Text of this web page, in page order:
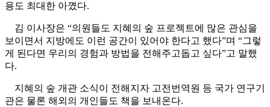
용도 최대한 아꼈다.
김 이사장은 “의원들도 지혜의 숲 프로젝트에 많은 관심을
보이면서 지방에도 이런 공간이 있어야 한다고 했다”며 “그렇
게 된다면 우리의 경험과 방법을 전해주고돕고 싶다”고 말했
다.
지혜의 숲 개관 소식이 전해지자 고전번역원 등 국가 연구기
관은 물론 해외의 개인들도 책을 보내온다.